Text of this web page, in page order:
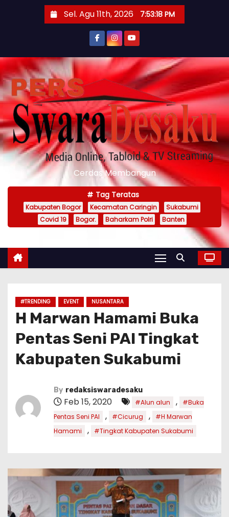
t
o
c
o
n
t
e
Sel. Agu 11th, 2026 7:53:20 PM
Cerdas Membangun
Tag Teratas
Kabupaten Bogor Kecamatan Caringin
Sukabumi
Covid 19
Bogor. Baharkam Polri Banten
#TRENDING EVENT NUSANTARA
H Marwan Hamami Buka
Pentas Seni PAI Tingkat
Kabupaten Sukabumi
By redaksiswaradesaku
Feb 15, 2020 #Alun alun ,
#Buka
Pentas Seni PAI
, #Cicurug ,
#H Marwan
Hamami
, #Tingkat Kabupaten Sukabumi